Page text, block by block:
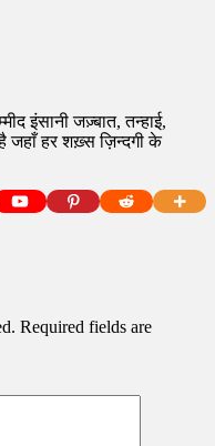
इंसानी जज़्बात, तन्हाई,
जहाँ हर शख़्स ज़िन्दगी के
Required fields are